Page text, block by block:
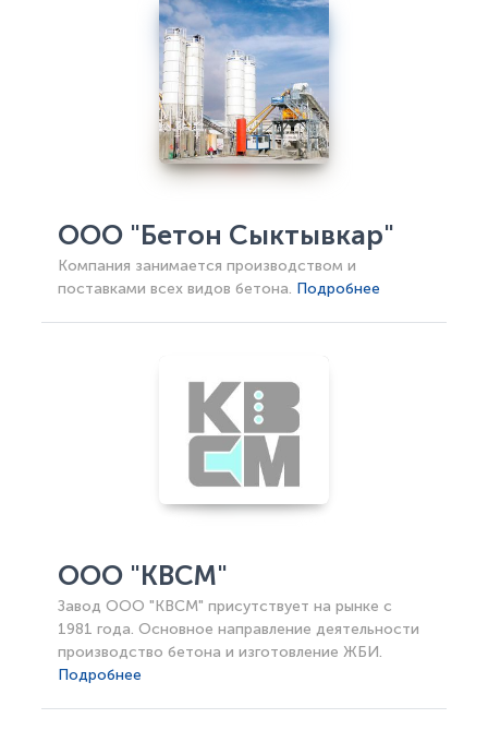
ООО "Бетон Сыктывкар"
Компания занимается производством и
поставками всех видов бетона. Подробнее
ООО "КВСМ"
Завод ООО "КВСМ" присутствует на рынке с
1981 года. Основное направление деятельности
производство бетона и изготовление ЖБИ.
Подробнее